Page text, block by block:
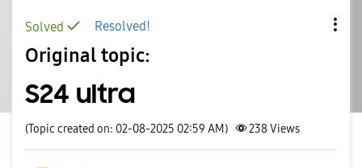
Resolved!
Solved
Original topic:
S24 ultra
(Topic created on: 02-08-2025 02:59 AM) 238Views